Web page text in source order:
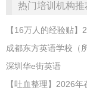
热门培训机构推
成都东方英语学校（
深圳华e街英语